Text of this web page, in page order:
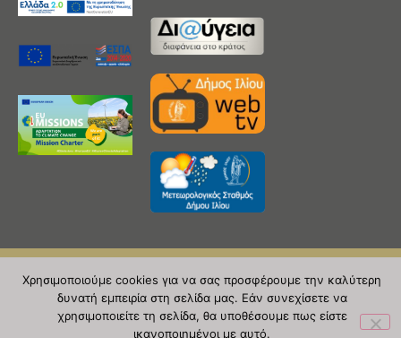
Copyright 2020 © Δήμος Ιλίου
| powered by Evolutionprojects
Χρησιμοποιούμε cookies για να σας προσφέρουμε την καλύτερη
δυνατή εμπειρία στη σελίδα μας. Εάν συνεχίσετε να
χρησιμοποιείτε τη σελίδα, θα υποθέσουμε πως είστε
ικανοποιημένοι με αυτό.